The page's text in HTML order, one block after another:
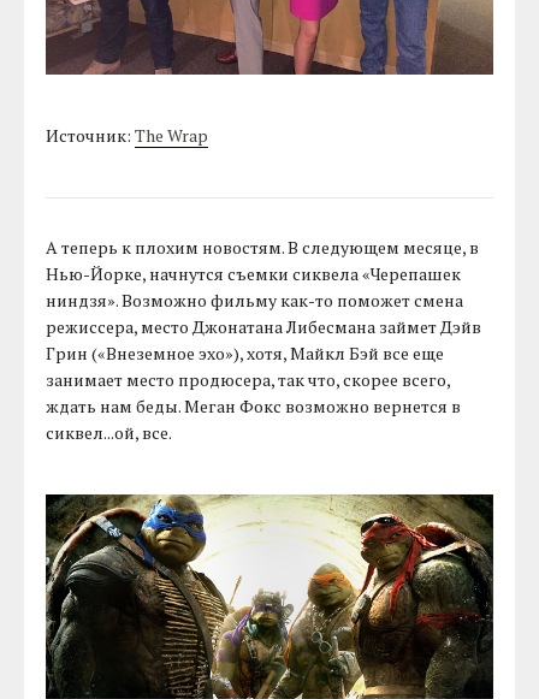
Источник:The Wrap
А теперь к плохим новостям. В следующем месяце, в
Нью-Йорке, начнутся съемки сиквела «Черепашек
ниндзя». Возможно фильму как-то поможет смена
режиссера, место Джонатана Либесмана займет Дэйв
Грин («Внеземное эхо»), хотя, Майкл Бэй все еще
занимает место продюсера, так что, скорее всего,
ждать нам беды. Меган Фокс возможно вернется в
сиквел...ой, все.